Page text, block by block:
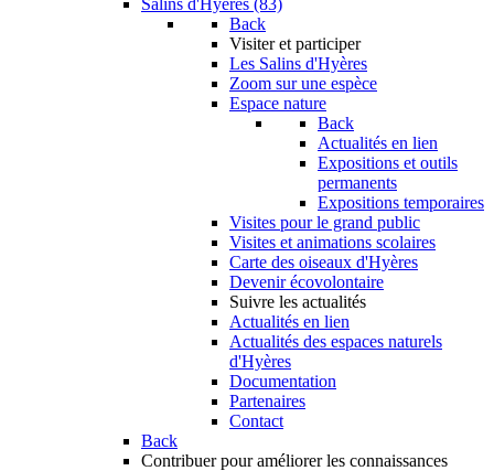
Salins d'Hyères (83)
Back
Visiter et participer
Les Salins d'Hyères
Zoom sur une espèce
Espace nature
Back
Actualités en lien
Expositions et outils
permanents
Expositions temporaires
Visites pour le grand public
Visites et animations scolaires
Carte des oiseaux d'Hyères
Devenir écovolontaire
Suivre les actualités
Actualités en lien
Actualités des espaces naturels
d'Hyères
Documentation
Partenaires
Contact
Back
Contribuer pour améliorer les connaissances